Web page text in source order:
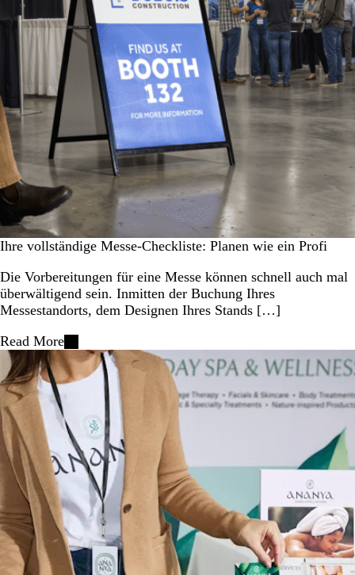
Ihre vollständige Messe-Checkliste: Planen wie ein Profi
Die Vorbereitungen für eine Messe können schnell auch mal
überwältigend sein. Inmitten der Buchung Ihres
Messestandorts, dem Designen Ihres Stands […]
Read More